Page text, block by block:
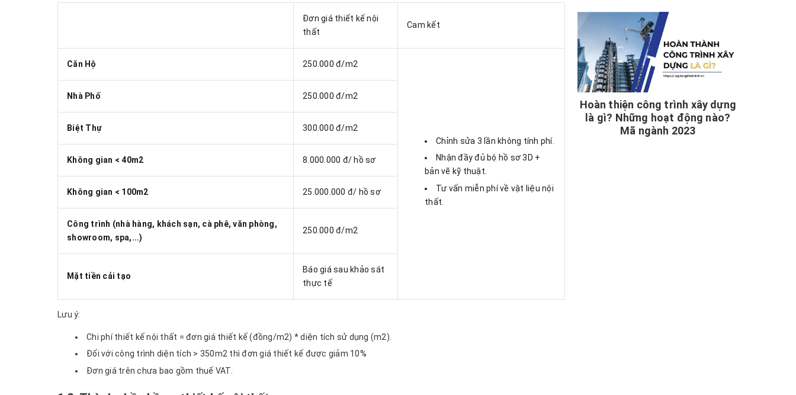
Đơn giá thiết kế nội
thất
Cam kết
Căn Hộ 250.000 đ/m2
Chỉnh sửa 3 lần không tính phí.
Nhận đầy đủ bộ hồ sơ 3D +
bản vẽ kỹ thuật.
Tư vấn miễn phí về vật liệu nội
thất.
Nhà Phố 250.000 đ/m2
Biệt Thự 300.000 đ/m2
Không gian < 40m2 8.000.000 đ/ hồ sơ
Không gian < 100m2 25.000.000 đ/ hồ sơ
Công trình (nhà hàng, khách sạn, cà phê, văn phòng,
showroom, spa,...)
250.000 đ/m2
Mặt tiền cải tạo
Báo giá sau khảo sát
thực tế
Lưu ý:
Chi phí thiết kế nội thất = đơn giá thiết kế (đồng/m2) * diện tích sử dụng (m2).
Đối với công trình diện tích > 350m2 thì đơn giá thiết kế được giảm 10%
Đơn giá trên chưa bao gồm thuế VAT.
Hoàn thiện công trình xây dựng
là gì? Những hoạt động nào?
Mã ngành 2023